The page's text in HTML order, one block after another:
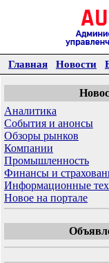
Главная Новости
Аналитика
События и анонсы
Обзоры рынков
Компании
Промышленность
Финансы и
Информационные
Новое на портале